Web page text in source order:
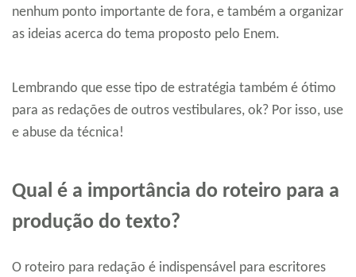
nenhum ponto importante de fora, e também a organizar
as ideias acerca do tema proposto pelo Enem.
Lembrando que esse tipo de estratégia também é ótimo
para as redações de outros vestibulares, ok? Por isso, use
e abuse da técnica!
Qual é a importância do roteiro para a
produção do texto?
O roteiro para redação é indispensável para escritores